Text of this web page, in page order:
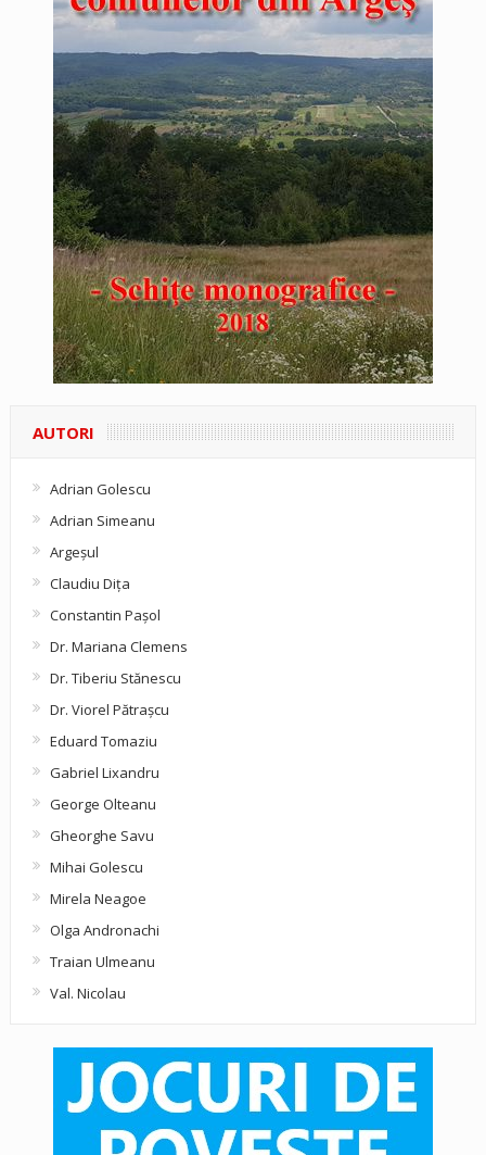
AUTORI
Adrian Golescu
Adrian Simeanu
Argeşul
Claudiu Diţa
Constantin Pașol
Dr. Mariana Clemens
Dr. Tiberiu Stănescu
Dr. Viorel Pătraşcu
Eduard Tomaziu
Gabriel Lixandru
George Olteanu
Gheorghe Savu
Mihai Golescu
Mirela Neagoe
Olga Andronachi
Traian Ulmeanu
Val. Nicolau